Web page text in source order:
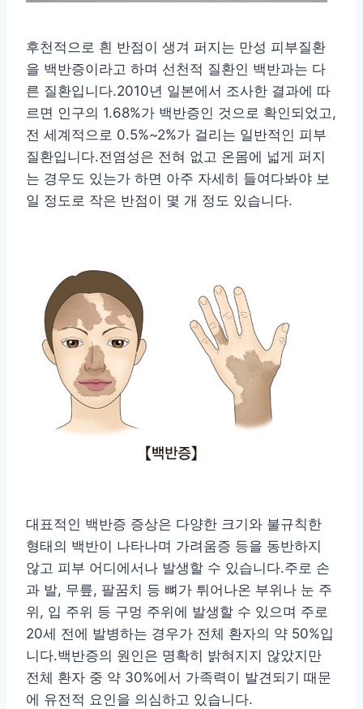
후천적으로 흰 반점이 생겨 퍼지는 만성 피부질환
을 백반증이라고 하며 선천적 질환인 백반과는 다
른 질환입니다.2010년 일본에서 조사한 결과에 따
르면 인구의 1.68%가 백반증인 것으로 확인되었고,
전 세계적으로 0.5%~2%가 걸리는 일반적인 피부
질환입니다.전염성은 전혀 없고 온몸에 넓게 퍼지
는 경우도 있는가 하면 아주 자세히 들여다봐야 보
일 정도로 작은 반점이 몇 개 정도 있습니다.
대표적인 백반증 증상은 다양한 크기와 불규칙한
형태의 백반이 나타나며 가려움증 등을 동반하지
않고 피부 어디에서나 발생할 수 있습니다.주로 손
과 발, 무릎, 팔꿈치 등 뼈가 튀어나온 부위나 눈 주
위, 입 주위 등 구멍 주위에 발생할 수 있으며 주로
20세 전에 발병하는 경우가 전체 환자의 약 50%입
니다.백반증의 원인은 명확히 밝혀지지 않았지만
전체 환자 중 약 30%에서 가족력이 발견되기 때문
에 유전적 요인을 의심하고 있습니다.